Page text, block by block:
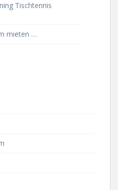
Tischtennis
mieten …